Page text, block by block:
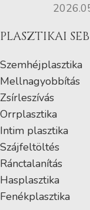
PLASZTIKAI
Szemhéjplasztika
Mellnagyobbítás
Zsírleszívás
Orrplasztika
Intim plasztika
Szájfeltöltés
Ránctalanítás
Hasplasztika
Fenékplasztika